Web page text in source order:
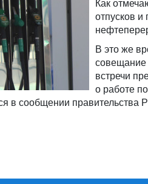
Как
отпусков
В это же
совещание
встречи
о работе
в сообщении правительства